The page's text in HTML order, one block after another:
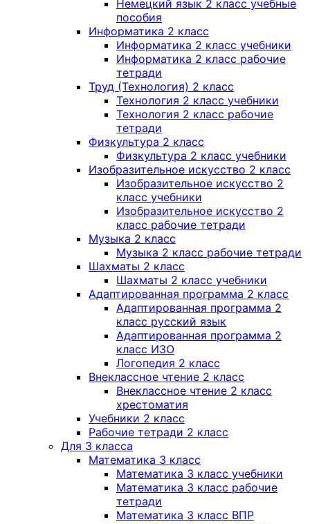
Немецкий язык 2 класс учебные
пособия
Информатика 2 класс
Информатика 2 класс учебники
Информатика 2 класс рабочие
тетради
Труд (Технология) 2 класс
Технология 2 класс учебники
Технология 2 класс рабочие
тетради
Физкультура 2 класс
Физкультура 2 класс учебники
Изобразительное искусство 2 класс
Изобразительное искусство 2
класс учебники
Изобразительное искусство 2
класс рабочие тетради
Музыка 2 класс
Музыка 2 класс рабочие тетради
Шахматы 2 класс
Шахматы 2 класс учебники
Адаптированная программа 2 класс
Адаптированная программа 2
класс русский язык
Адаптированная программа 2
класс ИЗО
Логопедия 2 класс
Внеклассное чтение 2 класс
Внеклассное чтение 2 класс
хрестоматия
Учебники 2 класс
Рабочие тетради 2 класс
Для 3 класса
Математика 3 класс
Математика 3 класс учебники
Математика 3 класс рабочие
тетради
Математика 3 класс ВПР